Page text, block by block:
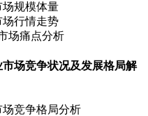
场规模体量
场行情走势
场痛点分析
场竞争状况及发展格局解
场竞争格局分析